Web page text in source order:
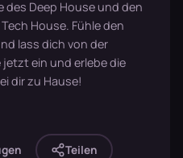
Deep House und den
House. Fühle den
lass dich von der
ein und erlebe die
dir zu Hause!
Teilen